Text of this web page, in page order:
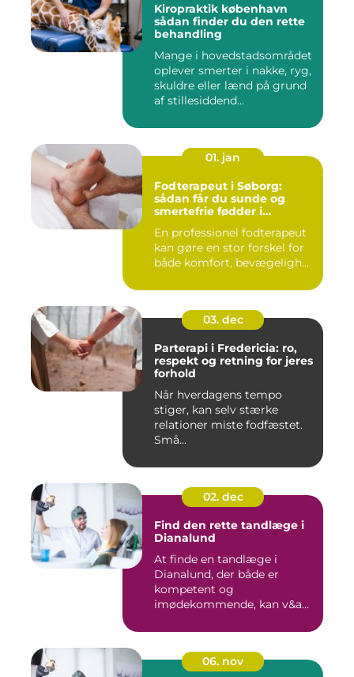
Kiropraktik københavn
sådan finder du den rette
behandling
Mange i hovedstadsområdet
oplever smerter i nakke, ryg,
skuldre eller lænd på grund
af stillesiddend...
01. jan
Fodterapeut i Søborg:
sådan får du sunde og
smertefrie fødder i
En professionel fodterapeut
kan gøre en stor forskel for
både komfort, bevægeligh...
03. dec
Parterapi i Fredericia: ro,
respekt og retning for jeres
forhold
Når hverdagens tempo
stiger, kan selv stærke
relationer miste fodfæstet.
Små...
02. dec
Find den rette tandlæge i
Dianalund
At finde en tandlæge i
Dianalund, der både er
kompetent og
imødekommende, kan v&a...
06. nov